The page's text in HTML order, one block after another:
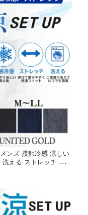
ンズ 接触冷感 涼しい
える ストレッチ スリ
ツ2着でクーポン値